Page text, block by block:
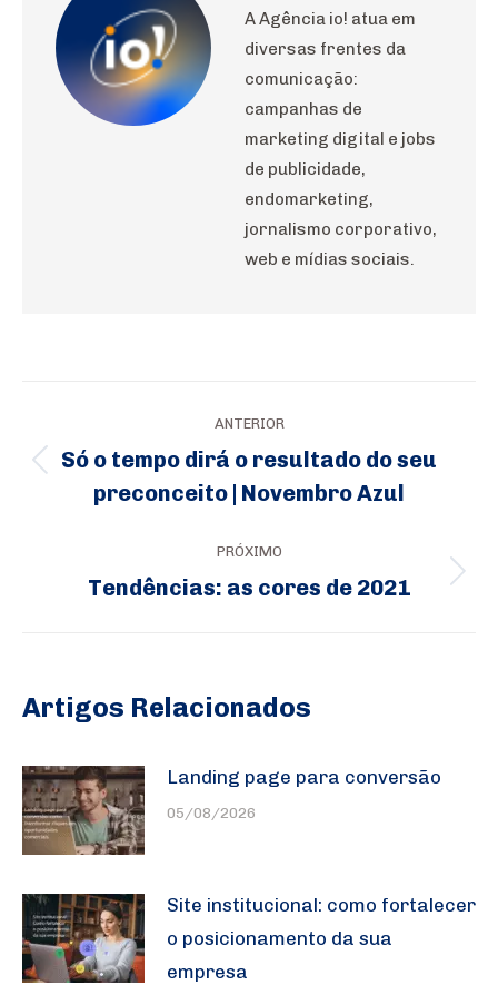
A Agência io! atua em
diversas frentes da
comunicação:
campanhas de
marketing digital e jobs
de publicidade,
endomarketing,
jornalismo corporativo,
web e mídias sociais.
de
post:
ANTERIOR
Só o tempo dirá o resultado do seu
preconceito | Novembro Azul
PRÓXIMO
Próximo
Tendências: as cores de 2021
Artigos Relacionados
Landing page para conversão
05/08/2026
Site institucional: como fortalecer
o posicionamento da sua
empresa